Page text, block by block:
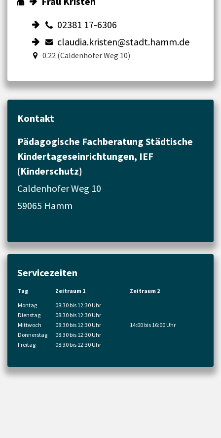
02381 17-6306
claudia.kristen@stadt.hamm.de
0.22 (Caldenhofer Weg 10)
Kontakt
Pädagogische Fachberatung Städtische
Kindertageseinrichtungen, IEF
(Kinderschutz)
Caldenhofer Weg 10
59065 Hamm
Servicezeiten
Tag Zeitraum 1
Zeitraum 2
Montag
08:30 bis 12:30 Uhr
Dienstag
08:30 bis 12:30 Uhr
Mittwoch
08:30 bis 12:30 Uhr
14:00 bis 16:00 Uhr
Donnerstag
08:30 bis 12:30 Uhr
Freitag
08:30 bis 12:30 Uhr